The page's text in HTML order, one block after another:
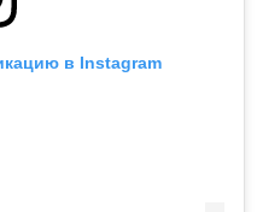
в Instagram